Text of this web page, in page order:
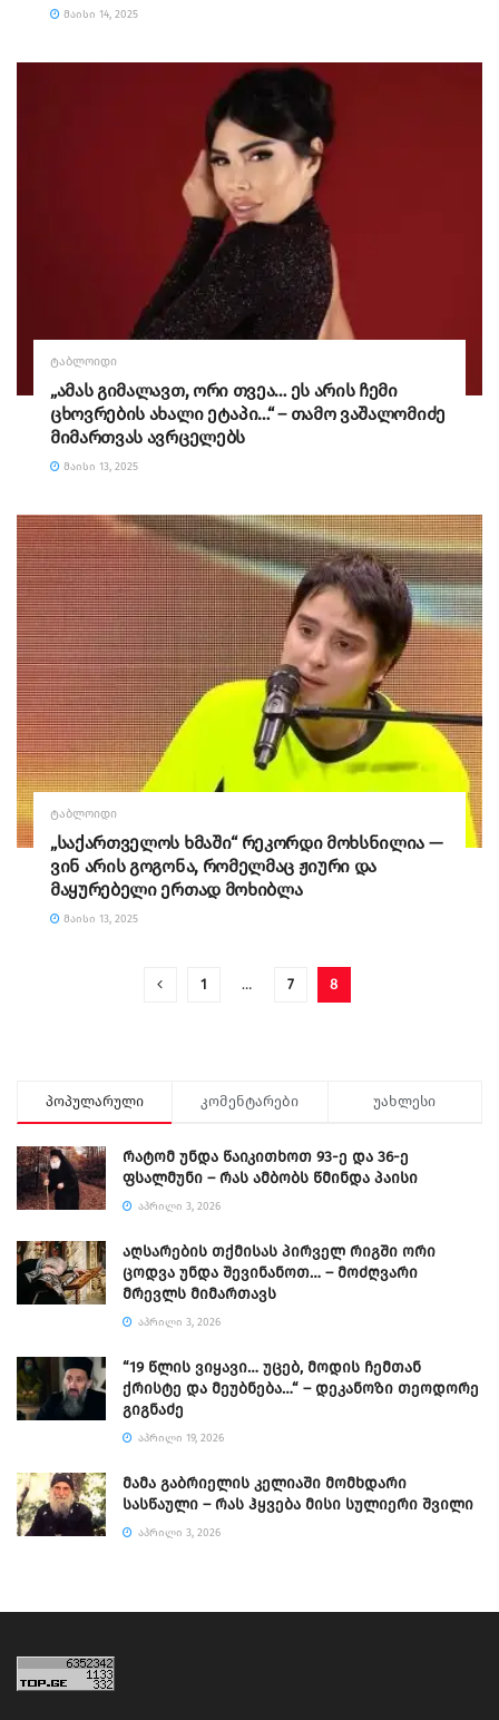
ᲛᲐᲘᲡᲘ 14, 2025
ᲢᲐᲑᲚᲝᲘᲓᲘ
„ამას გიმალავთ, ორი თვეა… ეს არის ჩემი
ცხოვრების ახალი ეტაპი…“ – თამო ვაშალომიძე
მიმართვას ავრცელებს
ᲛᲐᲘᲡᲘ 13, 2025
ᲢᲐᲑᲚᲝᲘᲓᲘ
„საქართველოს ხმაში“ რეკორდი მოხსნილია —
ვინ არის გოგონა, რომელმაც ჟიური და
მაყურებელი ერთად მოხიბლა
ᲛᲐᲘᲡᲘ 13, 2025
1 … 7 8
პოპულარული კომენტარები უახლესი
რატომ უნდა წაიკითხოთ 93-ე და 36-ე
ფსალმუნი – რას ამბობს წმინდა პაისი
ᲐᲞᲠᲘᲚᲘ 3, 2026
აღსარების თქმისას პირველ რიგში ორი
ცოდვა უნდა შევინანოთ… – მოძღვარი
მრევლს მიმართავს
ᲐᲞᲠᲘᲚᲘ 3, 2026
“19 წლის ვიყავი… უცებ, მოდის ჩემთან
ქრისტე და მეუბნება…“ – დეკანოზი თეოდორე
გიგნაძე
ᲐᲞᲠᲘᲚᲘ 19, 2026
მამა გაბრიელის კელიაში მომხდარი
სასწაული – რას ჰყვება მისი სულიერი შვილი
ᲐᲞᲠᲘᲚᲘ 3, 2026